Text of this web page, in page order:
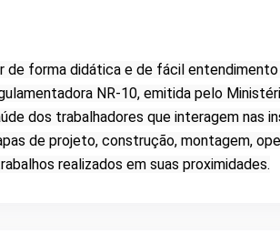
de forma didática e de fácil
NR-10, emitida pelo
dos trabalhadores que interagem nas
de projeto, construção, montagem,
realizados em suas proximidades.